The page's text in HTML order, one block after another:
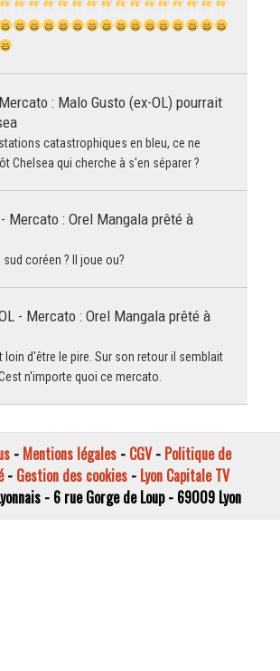
Mercato : Malo Gusto (ex-OL) pourrait
catastrophiques en bleu, ce ne
Chelsea qui cherche à s'en séparer ?
Mercato : Orel Mangala prêté à
coréen ? Il joue ou?
- Mercato : Orel Mangala prêté à
loin d'être le pire. Sur son retour il semblait
n'importe quoi ce mercato.
- Mentions légales - CGV- Politique de
- Gestion des cookies- Lyon Capitale TV
- 6 rue Gorge de Loup - 69009 Lyon